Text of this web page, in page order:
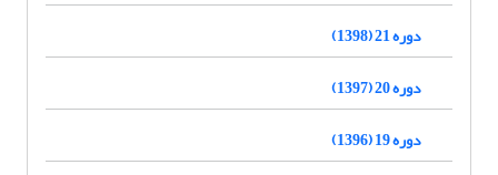
دوره 21 (1398)
دوره 20 (1397)
دوره 19 (1396)